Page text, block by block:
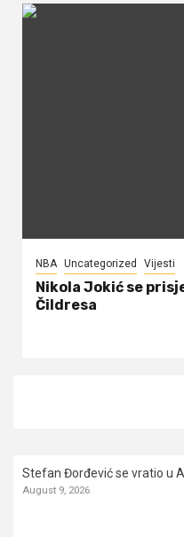
NBA Uncategorized Vijesti
Nikola Jokić se
Čildresa
Stefan Đorđević se vratio u
August 9, 2026